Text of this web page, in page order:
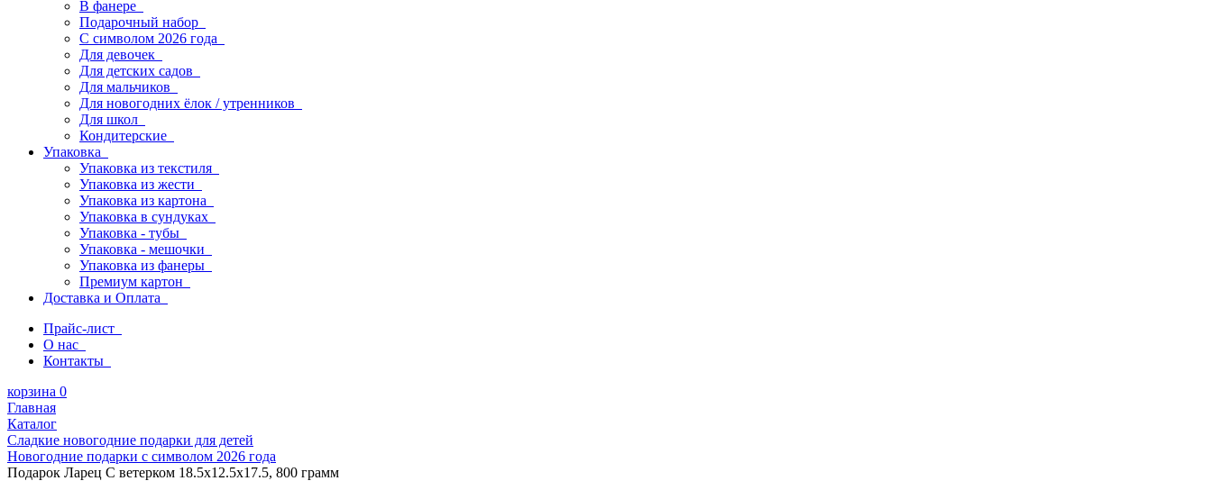
В фанере
Подарочный набор
С символом 2026 года
Для девочек
Для детских садов
Для мальчиков
Для новогодних ёлок / утренников
Для школ
Кондитерские
Упаковка
Упаковка из текстиля
Упаковка из жести
Упаковка из картона
Упаковка в сундуках
Упаковка - тубы
Упаковка - мешочки
Упаковка из фанеры
Премиум картон
Доставка и Оплата
Прайс-лист
О нас
Контакты
корзина 0
Главная
Каталог
Сладкие новогодние подарки для детей
Новогодние подарки с символом 2026 года
Подарок Ларец С ветерком 18.5x12.5x17.5, 800 грамм